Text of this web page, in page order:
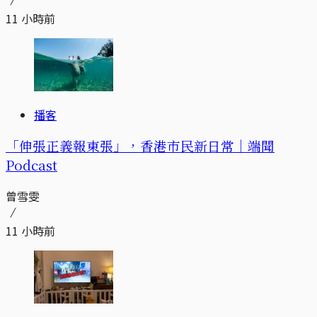
11 小時前
播客
「伸張正義報東張」，香港市民新日常｜端聞
Podcast
曾雪雯
11 小時前